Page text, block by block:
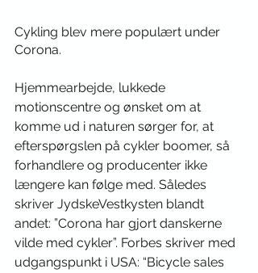
Cykling blev mere populært under
Corona.
Hjemmearbejde, lukkede
motionscentre og ønsket om at
komme ud i naturen sørger for, at
efterspørgslen på cykler boomer, så
forhandlere og producenter ikke
længere kan følge med. Således
skriver JydskeVestkysten blandt
andet: ”Corona har gjort danskerne
vilde med cykler”. Forbes skriver med
udgangspunkt i USA: “Bicycle sales